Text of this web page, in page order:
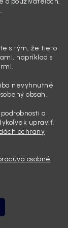
s tým, že tieto
napríklad s
nevyhnutné
obsah.
a
upraviť.
ochrany
osobné
naozaj čisté,
v čerstvo
vás ide poraziť. V
na vás stále
kapota. Pre
košíku spočítate
...